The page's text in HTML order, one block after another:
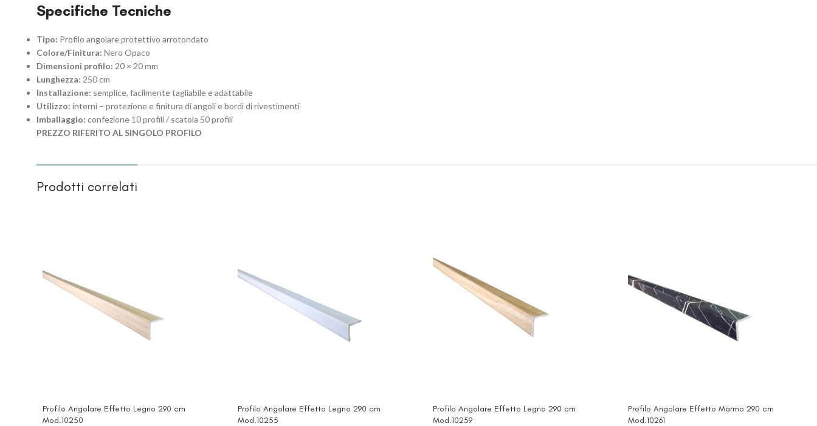
Specifiche Tecniche
Tipo: Profilo angolare protettivo arrotondato
Colore/Finitura: Nero Opaco
Dimensioni profilo: 20 × 20 mm
Lunghezza: 250 cm
Installazione: semplice, facilmente tagliabile e adattabile
Utilizzo: interni – protezione e finitura di angoli e bordi di rivestimenti
Imballaggio: confezione 10 profili / scatola 50 profili
PREZZO RIFERITO AL SINGOLO PROFILO
Prodotti correlati
Profilo Angolare Effetto Legno 290 cm
Mod.10250
Profilo Angolare Effetto Legno 290 cm
Mod.10255
Profilo Angolare Effetto Legno 290 cm
Mod.10259
Profilo Angolare Effetto Marmo 290 cm
Mod.10261